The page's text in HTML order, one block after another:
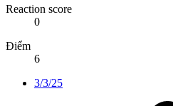
Reaction score
0
Điểm
6
3/3/25